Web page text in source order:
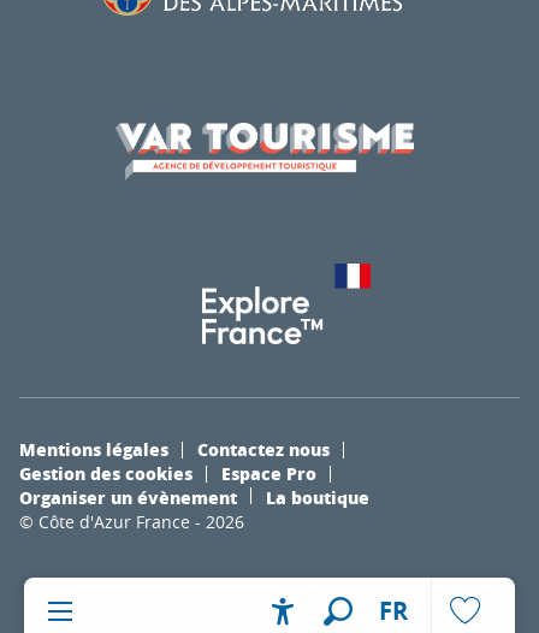
FR
© Côte d'Azur France - 2026
Mentions légales
Contactez nous
Gestion des cookies
Espace Pro
Organiser un évènement
La boutique